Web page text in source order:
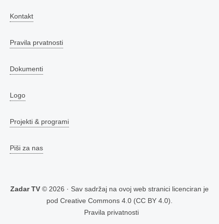
Kontakt
Pravila prvatnosti
Dokumenti
Logo
Projekti & programi
Piši za nas
Zadar TV © 2026 · Sav sadržaj na ovoj web stranici licenciran je
pod Creative Commons 4.0 (CC BY 4.0)
Pravila privatnosti